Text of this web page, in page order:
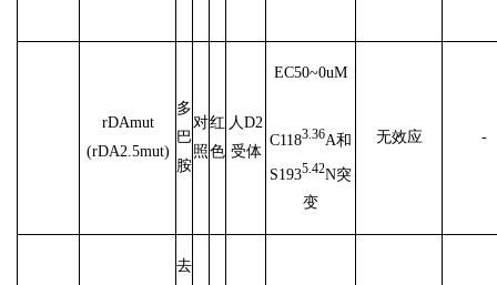
rDAmut
(rDA2.5mut)
多
巴
胺
对
照
红
色
人D2
受体
EC50~0uM
C1183.36A和
S1935.42N突
变
无效应 -
去